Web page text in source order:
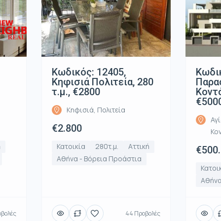
Κωδικός: 12405,
Κηφισιά Πολιτεία, 280
τ.μ., €2800
Κηφισιά, Πολιτεία
€2.800
Κατοικία 280τ.μ.
Αττική
Αθήνα - Βόρεια Προάστια
44 Προβολές